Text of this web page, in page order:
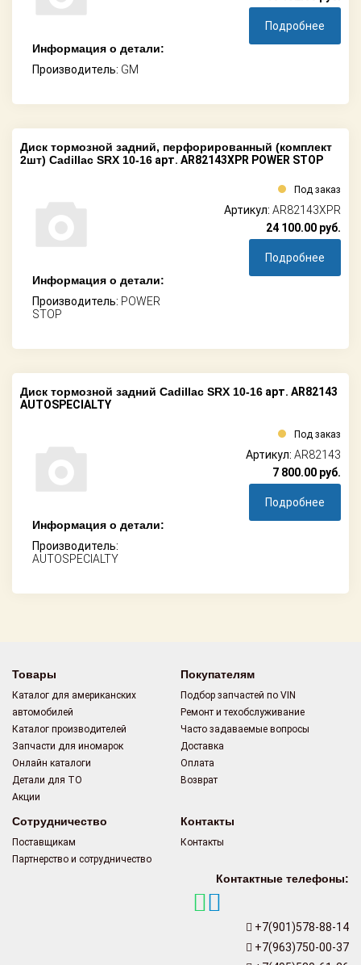
Информация о детали:
Производитель: GM
Подробнее
Диск тормозной задний, перфорированный (комплект
2шт) Cadillac SRX 10-16 арт. AR82143XPR POWER STOP
Информация о детали:
Производитель: POWER
STOP
Под заказ
Артикул: AR82143XPR
24 100.00 руб.
Подробнее
Диск тормозной задний Cadillac SRX 10-16 арт. AR82143
AUTOSPECIALTY
Информация о детали:
Производитель:
AUTOSPECIALTY
Под заказ
Артикул: AR82143
7 800.00 руб.
Подробнее
Товары
Каталог для американских
автомобилей
Каталог производителей
Запчасти для иномарок
Онлайн каталоги
Детали для ТО
Акции
Покупателям
Подбор запчастей по VIN
Ремонт и техобслуживание
Часто задаваемые вопросы
Доставка
Оплата
Возврат
Сотрудничество
Поставщикам
Партнерство и сотрудничество
Контакты
Контакты
Контактные телефоны:
+7(901)578-88-14
+7(963)750-00-37